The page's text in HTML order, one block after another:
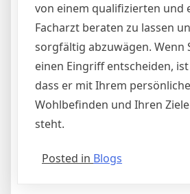
von einem qualifizierten und
Facharzt beraten zu lassen
sorgfältig abzuwägen. Wenn
einen Eingriff entscheiden,
dass er mit Ihrem
Wohlbefinden und Ihren
steht.
Posted in Blogs